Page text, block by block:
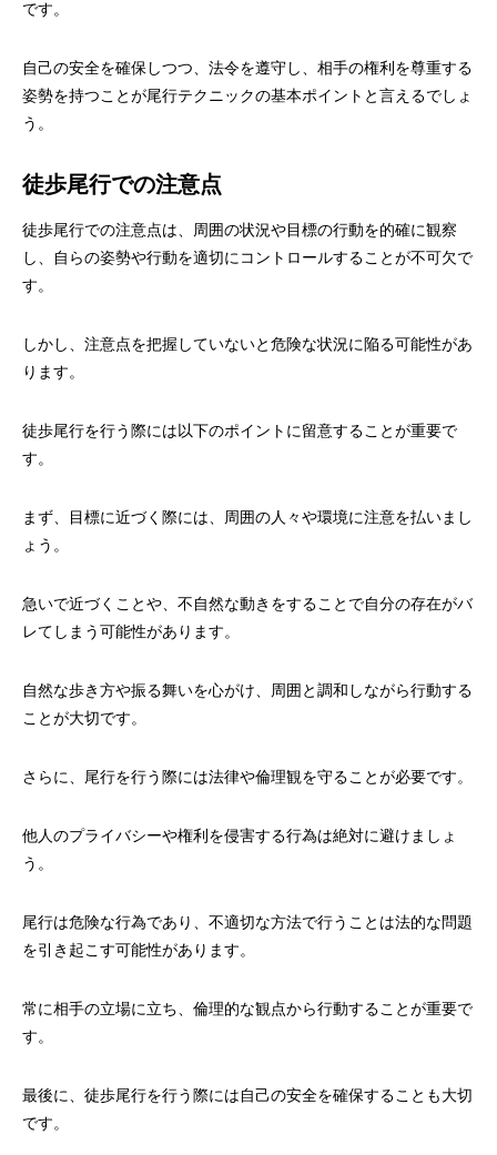
です。
自己の安全を確保しつつ、法令を遵守し、相手の権利を尊重する
姿勢を持つことが尾行テクニックの基本ポイントと言えるでしょ
う。
徒歩尾行での注意点
徒歩尾行での注意点は、周囲の状況や目標の行動を的確に観察
し、自らの姿勢や行動を適切にコントロールすることが不可欠で
す。
しかし、注意点を把握していないと危険な状況に陥る可能性があ
ります。
徒歩尾行を行う際には以下のポイントに留意することが重要で
す。
まず、目標に近づく際には、周囲の人々や環境に注意を払いまし
ょう。
急いで近づくことや、不自然な動きをすることで自分の存在がバ
レてしまう可能性があります。
自然な歩き方や振る舞いを心がけ、周囲と調和しながら行動する
ことが大切です。
さらに、尾行を行う際には法律や倫理観を守ることが必要です。
他人のプライバシーや権利を侵害する行為は絶対に避けましょ
う。
尾行は危険な行為であり、不適切な方法で行うことは法的な問題
を引き起こす可能性があります。
常に相手の立場に立ち、倫理的な観点から行動することが重要で
す。
最後に、徒歩尾行を行う際には自己の安全を確保することも大切
です。